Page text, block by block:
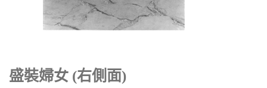
盛裝婦女 (右側面)